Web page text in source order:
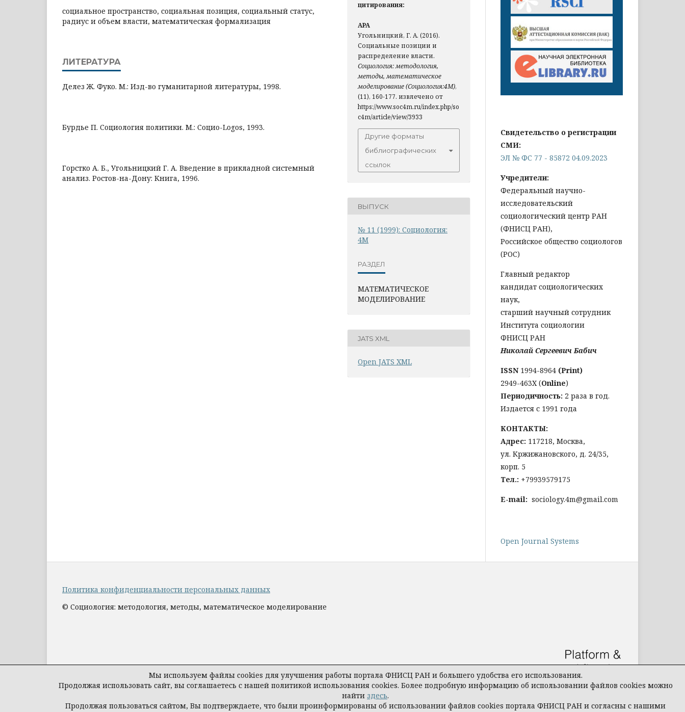
социальное пространство, социальная позиция, социальный статус,
радиус и объем власти, математическая формализация
ЛИТЕРАТУРА
Делез Ж. Фуко. М.: Изд-во гуманитарной литературы, 1998.
Бурдье П. Социология политики. М.: Социо-Logos, 1993.
Горстко А. Б., Угольницкий Г. А. Введение в прикладной системный
анализ. Ростов-на-Дону: Книга, 1996.
цитирования:
APA
Угольницкий, Г. А. (2016).
Социальные позиции и
распределение власти.
Социология: методология,
методы, математическое
моделирование (Социология:4М),
(11), 160-177. извлечено от
https://www.soc4m.ru/index.php/so
c4m/article/view/3933
Другие форматы
библиографических
ссылок
ВЫПУСК
№ 11 (1999): Социология:
4М
РАЗДЕЛ
МАТЕМАТИЧЕСКОЕ
МОДЕЛИРОВАНИЕ
JATS XML
Open JATS XML
Свидетельство о регистрации
СМИ:
ЭЛ № ФС 77 - 85872 04.09.2023
Учредители:
Федеральный научно-
исследовательский
социологический центр РАН
(ФНИСЦ РАН),
Российское общество социологов
(РОС)
Главный редактор
кандидат социологических
наук,
старший научный сотрудник
Института социологии
ФНИСЦ РАН
Николай Сергеевич Бабич
ISSN 1994-8964 (Print)
2949-463Х (Online)
Периодичность: 2 раза в год.
Издается с 1991 года
КОНТАКТЫ:
Адрес: 117218, Москва,
ул. Кржижановского, д. 24/35,
корп. 5
Тел.: +79939579175
E-mail: sociology.4m@gmail.com
Open Journal Systems
Политика конфиденциальности персональных данных
© Социология: методология, методы, математическое моделирование
Мы используем файлы cookies для улучшения работы портала ФНИСЦ РАН и большего удобства его использования.
Продолжая использовать сайт, вы соглашаетесь с нашей политикой использования cookies. Более подробную информацию об использовании файлов cookies можно
найти здесь.
Продолжая пользоваться сайтом, Вы подтверждаете, что были проинформированы об использовании файлов cookies портала ФНИСЦ РАН и согласны с нашими